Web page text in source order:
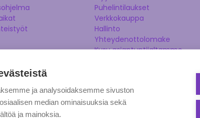
Puhelintilaukset
Verkkokauppa
Hallinto
Yhteydenottolomake
Kysy asiantuntijaltamme
ja analysoidaksemme sivuston
median ominaisuuksia sekä
ja mainoksia.